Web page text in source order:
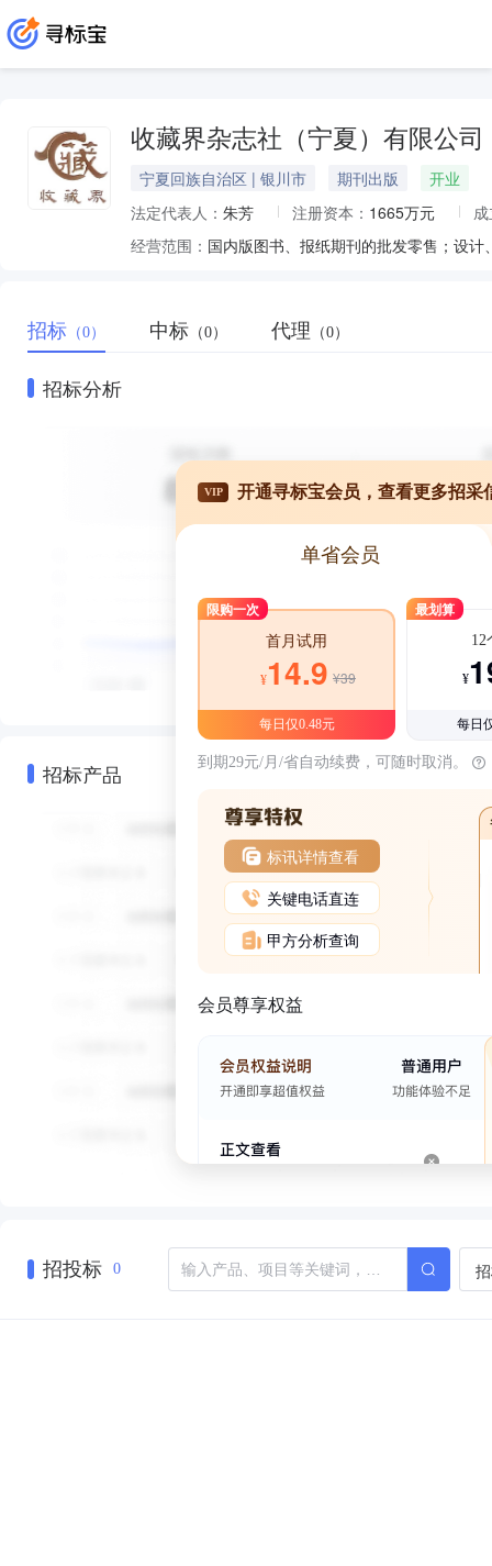
收藏界杂志社（宁夏）有限公司
宁夏回族自治区 | 银川市 期刊出版
开业
法定代表人： 朱芳 注册资本： 1665万元
经营范围：
招标 （0） 中标 （0） 代理 （0）
招标分析
招标产品
VIP 开通寻标宝会员，查看更多招采
单省会员
限购一次
首月试用
¥14.9 ¥39
每日仅0.48元
最划算
12
¥
每日
到期29元/月/省自动续费，可随时取消。
标讯详情查看
关键电话直连
甲方分析查询
会员尊享权益
招投标 0